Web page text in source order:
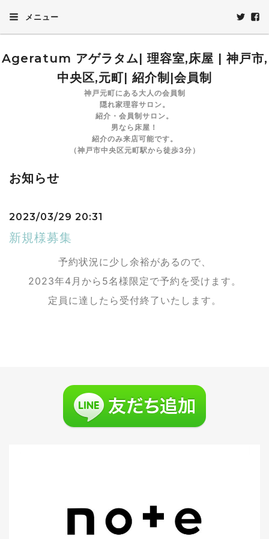
メニュー
Ageratum アゲラタム| 理容室,床屋 | 神戸市,
中央区,元町| 紹介制|会員制
神戸元町にある大人の会員制
隠れ家理容サロン。
紹介・会員制サロン。
男なら床屋！
紹介のみ来店可能です。
（神戸市中央区元町駅から徒歩3分）
お知らせ
2023/03/29 20:31
新規様募集
予約状況に少し余裕があるので、
2023年4月から5名様限定で予約を受けます。
定員に達したら受付終了いたします。